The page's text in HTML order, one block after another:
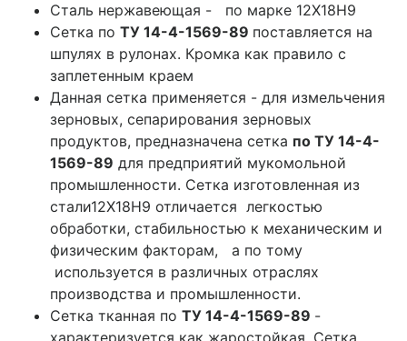
Сталь нержавеющая - по марке 12Х18Н9
Сетка по ТУ 14-4-1569-89 поставляется на
шпулях в рулонах. Кромка как правило с
заплетенным краем
Данная сетка применяется - для измельчения
зерновых, сепарирования зерновых
продуктов, предназначена сетка по ТУ 14-4-
1569-89 для предприятий мукомольной
промышленности. Сетка изготовленная из
стали12Х18Н9 отличается легкостью
обработки, стабильностью к механическим и
физическим факторам, а по тому
используется в различных отраслях
производства и промышленности.
Сетка тканная по ТУ 14-4-1569-89 -
характеризуется как жаростойкая. Сетка